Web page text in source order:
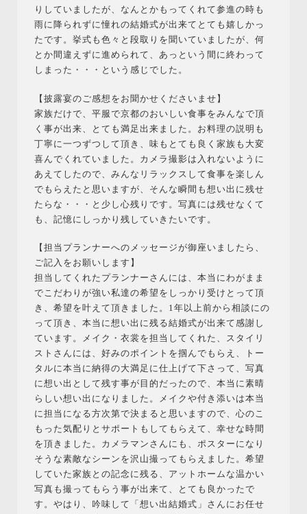
りしていましたが、なんとかもってくれて参進の時も
雨に降られずに憧れの結婚式が出来てとても嬉しかっ
たです。挙式も色々と段取りを聞いていましたが、何
とか間違えずに進められて、あっという間に終わって
しまった・・・という感じでした。
【披露宴のご感想をお聞かせくださいませ】
家族だけで、平服で京都のおいしい食事をみんなで頂
く事が出来、とても満足出来ました。お料理の説明も
丁寧に一つずつして頂き、味もとても良く家族も大変
喜んでくれていました。カメラ撮影は入れないように
あえてしたので、みんなリラックスして食事を楽しん
でもらえたと思いますが、そんな瞬間も想い出に残せ
たらな・・・と少し心残りです。写真には残せなくて
も、記憶にしっかり残していきたいです。
【担当プランナーへのメッセージが御座いましたら、
ご記入をお願いします】
担当してくれたプランナーさんには、本当にわがまま
でこだわりが強い私達の希望をしっかり受けとって頂
き、希望を叶えて頂きました。1年以上前から相談にの
って頂き、本当に想い出に残る結婚式が出来て感謝し
ています。メイク・衣裳を担当してくれた、スタイリ
ストさんには、好みのポイントを掴んでもらえ、トー
タルに本当に納得の大満足に仕上げて下さって、写真
に想い出として残す事が目的だったので、本当に素晴
らしい想い出になりました。メイクや付き添いは本当
に担当になる方次第で決まると思いますので、心のこ
もった気配りとサポートもしてもらえて、幸せな時間
を頂きました。カメラマンさんにも、ポスターになり
そうな素敵なシーンを沢山撮ってもらえました。希望
していた家族との記念に残る、アットホームな温かい
写真も撮ってもらう事が出来て、とても良かったで
す。やはり、吟味して「想い出結婚式」さんにお任せ